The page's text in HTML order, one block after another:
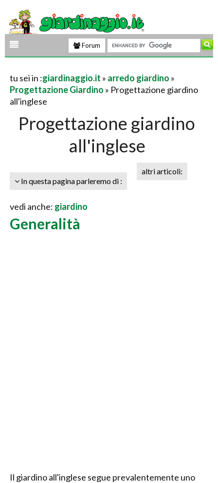
Forum
tu sei in :giardinaggio.it » arredo giardino »
Progettazione Giardino » Progettazione giardino
all'inglese
Progettazione giardino
all'inglese
In questa pagina parleremo di :
altri articoli:
vedi anche: giardino
Generalità
Il giardino all'inglese segue prevalentemente uno